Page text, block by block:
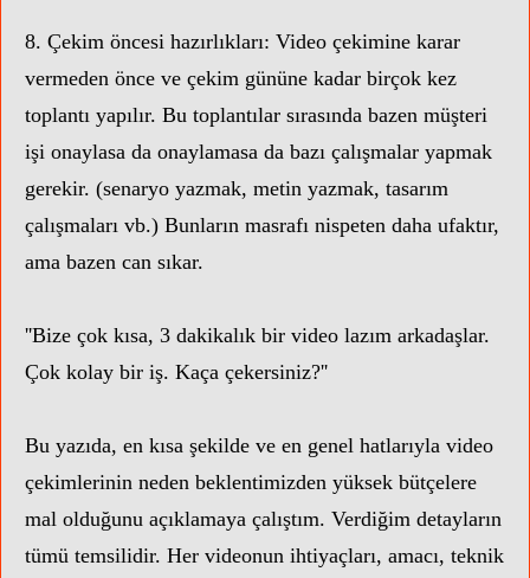
8. Çekim öncesi hazırlıkları: Video çekimine karar
vermeden önce ve çekim gününe kadar birçok kez
toplantı yapılır. Bu toplantılar sırasında bazen müşteri
işi onaylasa da onaylamasa da bazı çalışmalar yapmak
gerekir. (senaryo yazmak, metin yazmak, tasarım
çalışmaları vb.) Bunların masrafı nispeten daha ufaktır,
ama bazen can sıkar.
''Bize çok kısa, 3 dakikalık bir video lazım arkadaşlar.
Çok kolay bir iş. Kaça çekersiniz?''
Bu yazıda, en kısa şekilde ve en genel hatlarıyla video
çekimlerinin neden beklentimizden yüksek bütçelere
mal olduğunu açıklamaya çalıştım. Verdiğim detayların
tümü temsilidir. Her videonun ihtiyaçları, amacı, teknik